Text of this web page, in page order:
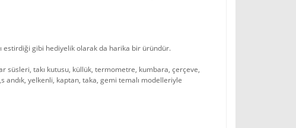
estirdiği gibi hediyelik olarak da harika bir üründür.
süsleri, takı kutusu, küllük, termometre, kumbara, çerçeve,
yelkenli, kaptan, taka, gemi temalı modelleriyle